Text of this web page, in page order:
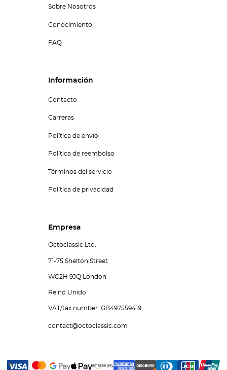
Sobre Nosotros
Conocimiento
FAQ
Información
Contacto
Carreras
Política de envío
Política de reembolso
Términos del servicio
Política de privacidad
Empresa
Octoclassic Ltd.
71-75 Shelton Street
WC2H 9JQ London
Reino Unido
VAT/tax number: GB497559419
contact@octoclassic.com